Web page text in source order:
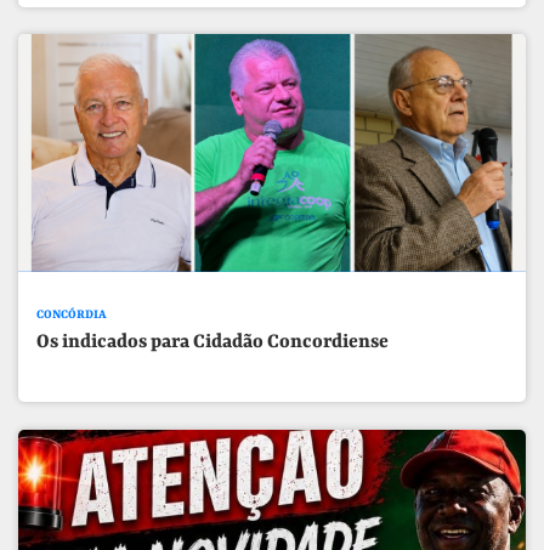
CONCÓRDIA
Os indicados para Cidadão Concordiense